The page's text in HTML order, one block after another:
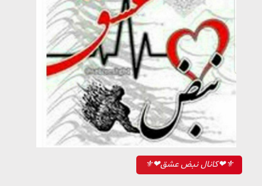
⚜❤کانال نبض عشق❤⚜